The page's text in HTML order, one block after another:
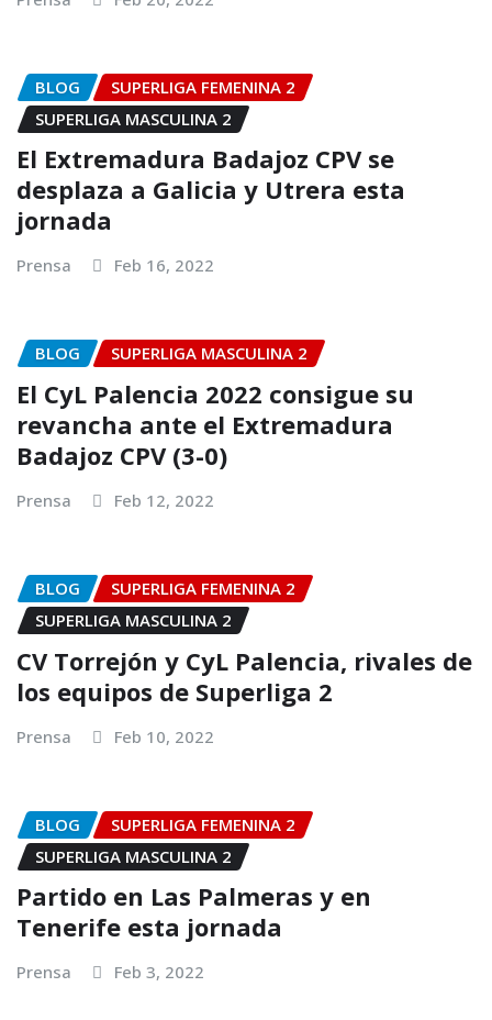
BLOG
SUPERLIGA FEMENINA 2
SUPERLIGA MASCULINA 2
El Extremadura Badajoz CPV se
desplaza a Galicia y Utrera esta
jornada
Prensa Feb 16, 2022
BLOG SUPERLIGA MASCULINA 2
El CyL Palencia 2022 consigue su
revancha ante el Extremadura
Badajoz CPV (3-0)
Prensa Feb 12, 2022
BLOG
SUPERLIGA FEMENINA 2
SUPERLIGA MASCULINA 2
CV Torrejón y CyL Palencia, rivales de
los equipos de Superliga 2
Prensa Feb 10, 2022
BLOG
SUPERLIGA FEMENINA 2
SUPERLIGA MASCULINA 2
Partido en Las Palmeras y en
Tenerife esta jornada
Prensa Feb 3, 2022